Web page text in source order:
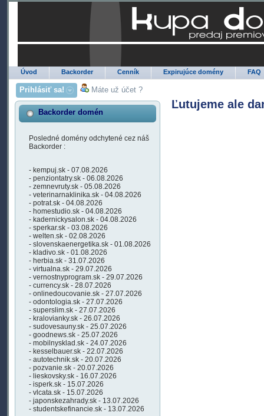
Úvod Backorder Cenník Expirujúce domény FAQ
Prihlásiť sa! Máte už účet ?
Backorder domén
Posledné domény odchytené cez náš
Backorder :
- kempuj.sk - 07.08.2026
- penziontatry.sk - 06.08.2026
- zemnevruty.sk - 05.08.2026
- veterinarnaklinika.sk - 04.08.2026
- potrat.sk - 04.08.2026
- homestudio.sk - 04.08.2026
- kadernickysalon.sk - 04.08.2026
- sperkar.sk - 03.08.2026
- welten.sk - 02.08.2026
- slovenskaenergetika.sk - 01.08.2026
- kladivo.sk - 01.08.2026
- herbia.sk - 31.07.2026
- virtualna.sk - 29.07.2026
- vernostnyprogram.sk - 29.07.2026
- currency.sk - 28.07.2026
- onlinedoucovanie.sk - 27.07.2026
- odontologia.sk - 27.07.2026
- superslim.sk - 27.07.2026
- kralovianky.sk - 26.07.2026
- sudovesauny.sk - 25.07.2026
- goodnews.sk - 25.07.2026
- mobilnysklad.sk - 24.07.2026
- kesselbauer.sk - 22.07.2026
- autotechnik.sk - 20.07.2026
- pozvanie.sk - 20.07.2026
- lieskovsky.sk - 16.07.2026
- isperk.sk - 15.07.2026
- vlcata.sk - 15.07.2026
- japonskezahrady.sk - 13.07.2026
- studentskefinancie.sk - 13.07.2026
Ľutujeme ale